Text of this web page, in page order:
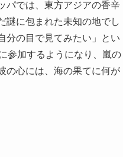
パでは、東方アジアの香辛
謎に包まれた未知の地でし
分の目で見てみたい」とい
参加するようになり、嵐の
の心には、海の果てに何が